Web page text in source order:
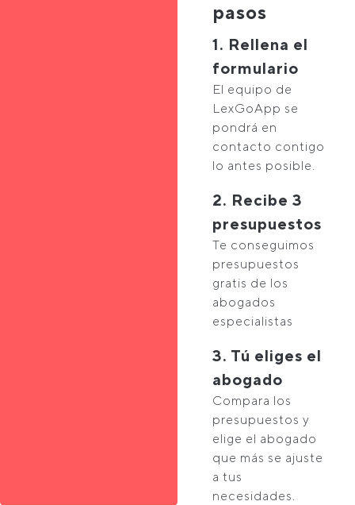
pasos
1. Rellena el
formulario
El equipo de
LexGoApp se
pondrá en
contacto contigo
lo antes posible.
2. Recibe 3
presupuestos
Te conseguimos
presupuestos
gratis de los
abogados
especialistas
3. Tú eliges el
abogado
Compara los
presupuestos y
elige el abogado
que más se ajuste
a tus
necesidades.